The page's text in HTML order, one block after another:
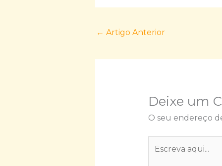
← Artigo Anterior
Deixe um
O seu endereço
aqui...